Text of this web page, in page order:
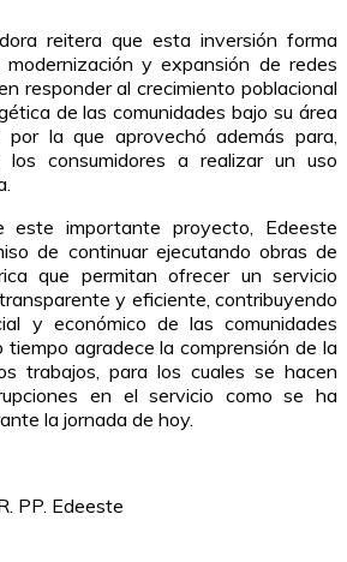
reitera que esta inversión forma
y expansión de redes
responder al crecimiento poblacional
de las comunidades bajo su área
la que aprovechó además para,
consumidores a realizar un uso
este importante proyecto, Edeeste
de continuar ejecutando obras de
que permitan ofrecer un servicio
y eficiente, contribuyendo
y económico de las comunidades
tiempo agradece la comprensión de la
trabajos, para los cuales se hacen
en el servicio como se ha
la jornada de hoy.
PP. Edeeste